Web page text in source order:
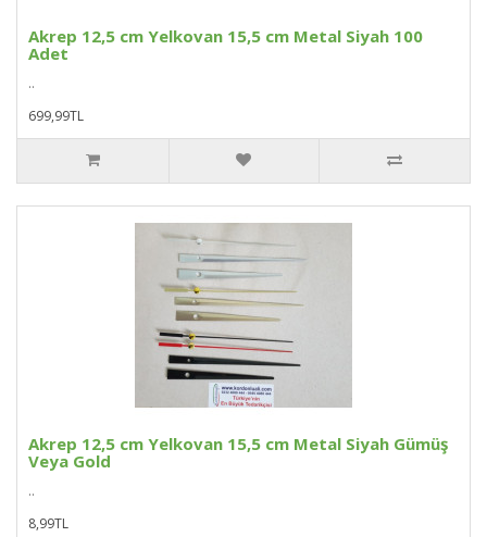
Akrep 12,5 cm Yelkovan 15,5 cm Metal Siyah 100
Adet
..
699,99TL
Akrep 12,5 cm Yelkovan 15,5 cm Metal Siyah Gümüş
Veya Gold
..
8,99TL